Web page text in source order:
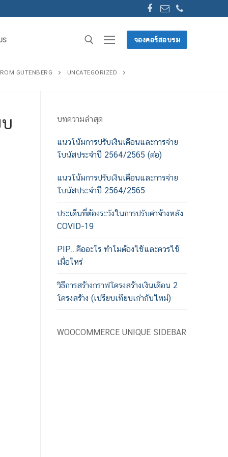
จองคอร์สอบรม
GUTENBERG
UNCATEGORIZED
บทความล่าสุด
แนวโน้มการปรับเงินเดือนและการจ่าย
โบนัสประจำปี 2564/2565 (ต่อ)
แนวโน้มการปรับเงินเดือนและการจ่าย
โบนัสประจำปี 2564/2565
ประเด็นที่ต้องระวังในการปรับค่าจ้างหลัง
COVID-19
PIP…คืออะไร ทำไมต้องใช้และควรใช้
เมื่อไหร่
วิธีการสร้างกราฟโครงสร้างเงินเดือน 2
โครงสร้าง (เปรียบเทียบเก่ากับใหม่)
WOOCOMMERCE UNIQUE SIDEBAR